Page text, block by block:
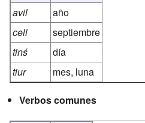
avil
año
celi
septiembre
tinś
día
tiur
mes, luna
Verbos comunes